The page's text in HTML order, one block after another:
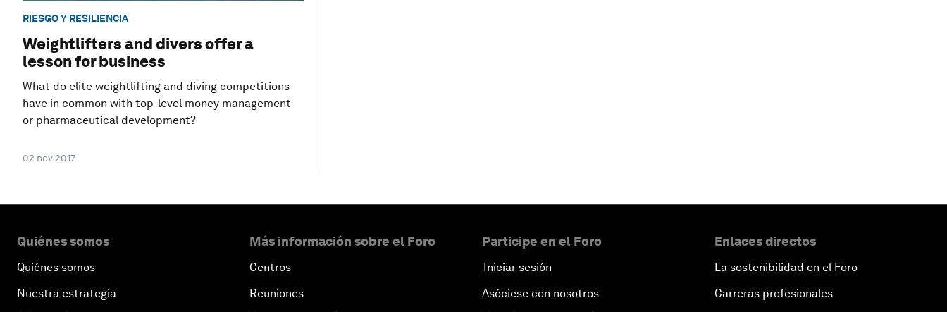
RIESGO Y RESILIENCIA
Weightlifters and divers offer a
lesson for business
What do elite weightlifting and diving competitions
have in common with top-level money management
or pharmaceutical development?
02 nov 2017
Quiénes somos
Quiénes somos
Nuestra estrategia
Más información sobre el Foro
Centros
Reuniones
Participe en el Foro
Iniciar sesión
Asóciese con nosotros
Enlaces directos
La sostenibilidad en el Foro
Carreras profesionales